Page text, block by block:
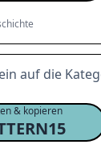
auf die
& kopieren